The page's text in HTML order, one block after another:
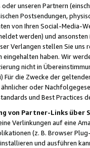
oder unseren Partnern
Postsendungen,
von Ihren Social-Media-
werden) und
Verlangen stellen Sie
eingehalten haben. Wir
nicht in
Für die Zwecke der
oder
und Best Practices
von Partner-Links über
Verlinkungen auf eine
(z. B. Browser
und ausführen